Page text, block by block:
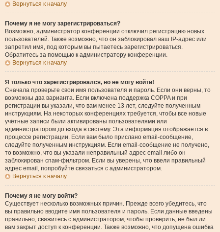
Вернуться к началу
Почему я не могу зарегистрироваться?
Возможно, администратор конференции отключил регистрацию новых
пользователей. Также возможно, что он заблокировал ваш IP-адрес или
запретил имя, под которым вы пытаетесь зарегистрироваться.
Обратитесь за помощью к администратору конференции.
Вернуться к началу
Я только что зарегистрировался, но не могу войти!
Сначала проверьте свои имя пользователя и пароль. Если они верны, то
возможны два варианта. Если включена поддержка COPPA и при
регистрации вы указали, что вам менее 13 лет, следуйте полученным
инструкциям. На некоторых конференциях требуется, чтобы все новые
учётные записи были активированы пользователями или
администратором до входа в систему. Эта информация отображается в
процессе регистрации. Если вам было прислано email-сообщение,
следуйте полученным инструкциям. Если email-сообщение не получено,
то возможно, что вы указали неправильный адрес email либо он
заблокирован спам-фильтром. Если вы уверены, что ввели правильный
адрес email, попробуйте связаться с администратором.
Вернуться к началу
Почему я не могу войти?
Существует несколько возможных причин. Прежде всего убедитесь, что
вы правильно вводите имя пользователя и пароль. Если данные введены
правильно, свяжитесь с администратором, чтобы проверить, не был ли
вам закрыт доступ к конференции. Также возможно, что допущена ошибка